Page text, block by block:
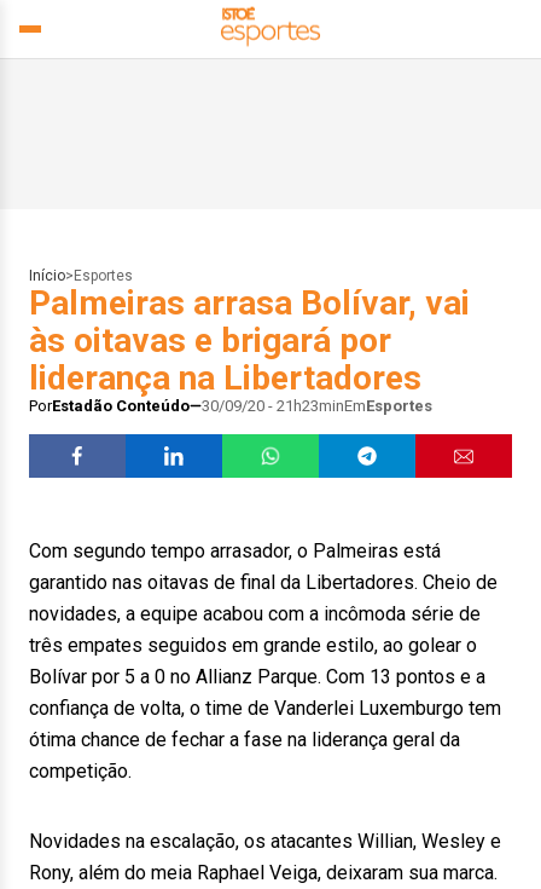
Início> Esportes
Palmeiras arrasa Bolívar, vai
às oitavas e brigará por
liderança na Libertadores
PorEstadão Conteúdo 30/09/20 - 21h23minEmEsportes
Com segundo tempo arrasador, o Palmeiras está
garantido nas oitavas de final da Libertadores. Cheio de
novidades, a equipe acabou com a incômoda série de
três empates seguidos em grande estilo, ao golear o
Bolívar por 5 a 0 no Allianz Parque. Com 13 pontos e a
confiança de volta, o time de Vanderlei Luxemburgo tem
ótima chance de fechar a fase na liderança geral da
competição.
Novidades na escalação, os atacantes Willian, Wesley e
Rony, além do meia Raphael Veiga, deixaram sua marca.